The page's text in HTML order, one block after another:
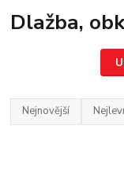
Dlažba,
Nejnovější